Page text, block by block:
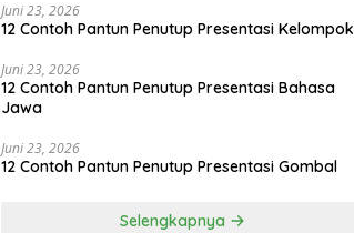
Juni 23, 2026
12 Contoh Pantun Penutup Presentasi Kelompok
Juni 23, 2026
12 Contoh Pantun Penutup Presentasi Bahasa
Jawa
Juni 23, 2026
12 Contoh Pantun Penutup Presentasi Gombal
Selengkapnya